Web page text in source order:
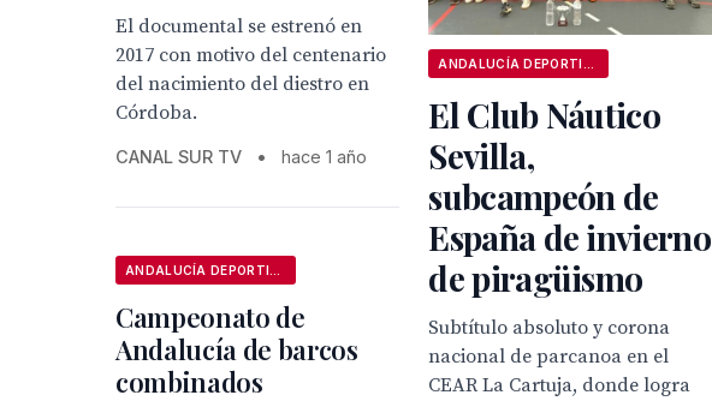
El documental se estrenó en
2017 con motivo del centenario
del nacimiento del diestro en
Córdoba.
CANAL SUR TV • hace 1 año
El Club Náutico
Sevilla,
subcampeón de
España de invierno
de piragüismo
Subtítulo absoluto y corona
nacional de parcanoa en el
CEAR La Cartuja, donde logra
Campeonato de
Andalucía de barcos
combinados